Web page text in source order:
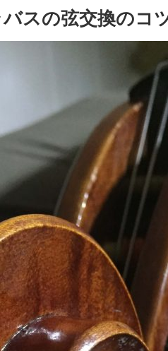
スの弦交換のコ